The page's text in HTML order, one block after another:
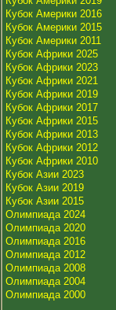
Кубок Америки 2016
Кубок Америки 2015
Кубок Америки 2011
Кубок Африки 2025
Кубок Африки 2023
Кубок Африки 2021
Кубок Африки 2019
Кубок Африки 2017
Кубок Африки 2015
Кубок Африки 2013
Кубок Африки 2012
Кубок Африки 2010
Кубок Азии 2023
Кубок Азии 2019
Кубок Азии 2015
Олимпиада 2024
Олимпиада 2020
Олимпиада 2016
Олимпиада 2012
Олимпиада 2008
Олимпиада 2004
Олимпиада 2000